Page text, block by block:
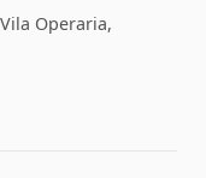
Operaria,